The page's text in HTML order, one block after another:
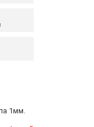
1мм.